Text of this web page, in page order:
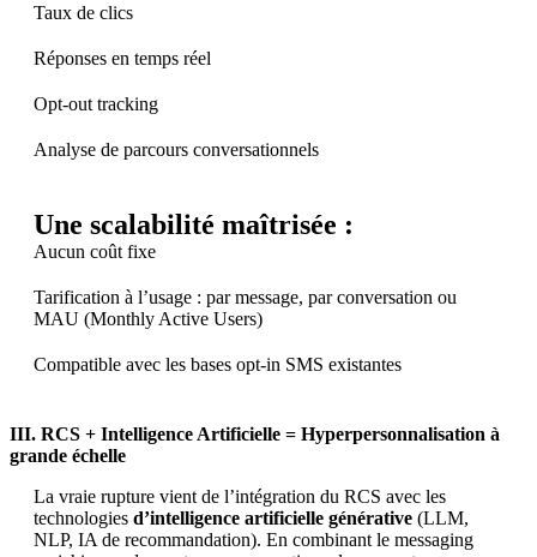
Taux de clics
Réponses en temps réel
Opt-out tracking
Analyse de parcours conversationnels
Une scalabilité maîtrisée :
Aucun coût fixe
Tarification à l’usage : par message, par conversation ou
MAU (Monthly Active Users)
Compatible avec les bases opt-in SMS existantes
III. RCS + Intelligence Artificielle = Hyperpersonnalisation à
grande échelle
La vraie rupture vient de l’intégration du RCS avec les
technologies d’intelligence artificielle générative (LLM,
NLP, IA de recommandation). En combinant le messaging